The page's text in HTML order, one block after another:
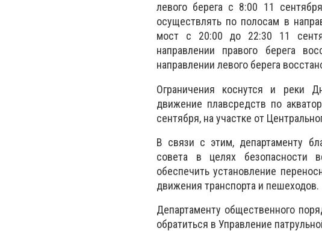
левого берега с 8:00 11
осуществлять по полосам в
мост с 20:00 до 22:30 11
направлении правого берега
направлении левого берега
Ограничения коснутся и реки
движение плавсредств по
сентября, на участке от
В связи с этим, департаменту
совета в целях безопасности
обеспечить установление
движения транспорта и пешеходов.
Департаменту общественного
обратиться в Управление